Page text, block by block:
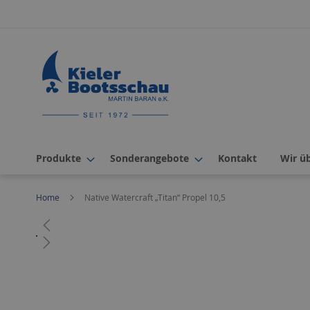
Produkte Sonderangebote Kontakt Wir
Home Native Watercraft „Titan“ Propel 10,5
Zum
Ende
der